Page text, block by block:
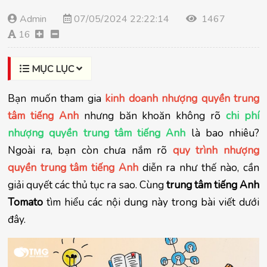
Admin 07/05/2024 22:22:14
1467
16
MỤC LỤC
Bạn muốn tham gia kinh doanh nhượng quyền trung
tâm tiếng Anh nhưng băn khoăn không rõ chi phí
nhượng quyền trung tâm tiếng Anh là bao nhiêu?
Ngoài ra, bạn còn chưa nắm rõ quy trình nhượng
quyền trung tâm tiếng Anh diễn ra như thế nào, cần
giải quyết các thủ tục ra sao. Cùng trung tâm tiếng Anh
Tomato tìm hiểu các nội dung này trong bài viết dưới
đây.